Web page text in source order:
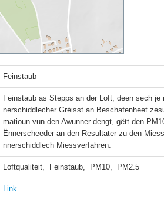
Feinstaub
Feinstaub as Stepps an der Loft, deen sech
nerschiddlecher Gréisst an Beschafenheet
matioun vun den Awunner dengt, gëtt den
Ënnerscheeder an den Resultater zu den
Loftqualiteit,  Feinstaub,  PM10,  PM2.5
Link